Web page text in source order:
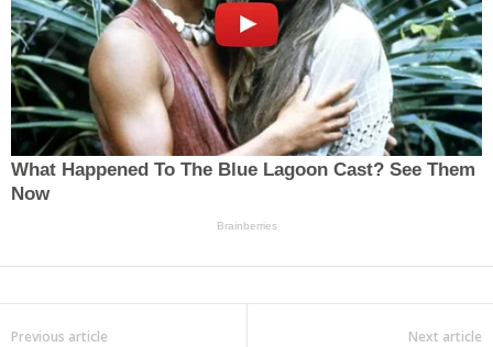
Previous article Next article